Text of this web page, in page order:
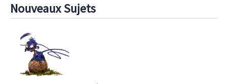
Nouveaux Sujets